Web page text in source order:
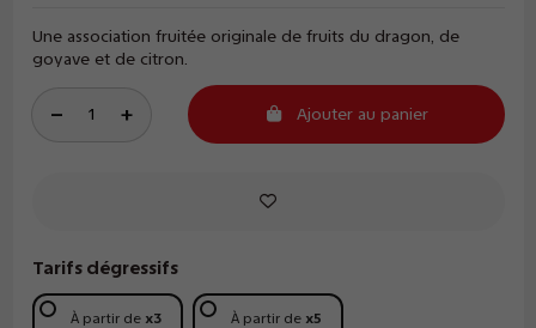
Une association fruitée originale de fruits du dragon, de
goyave et de citron.
Ajouter au panier
Tarifs dégressifs
À partir de x3 À partir de x5